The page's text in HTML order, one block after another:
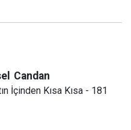
Candan
İçinden Kısa Kısa - 181